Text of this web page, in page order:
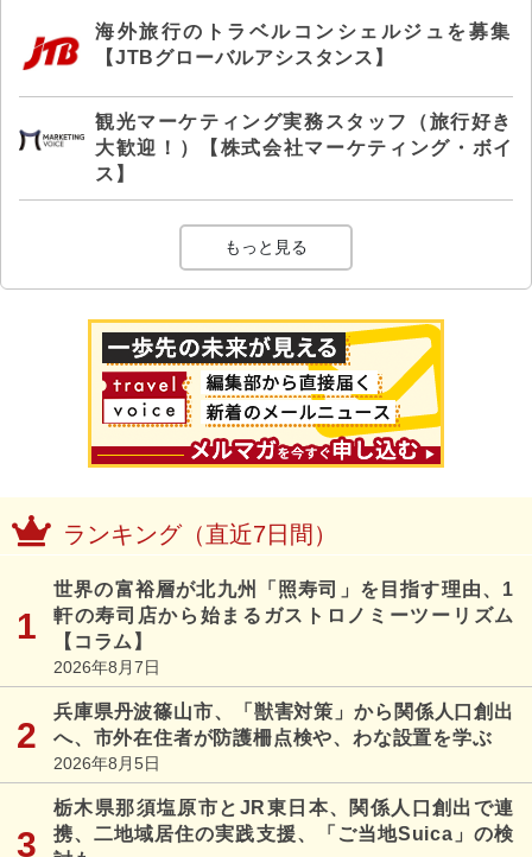
海外旅行のトラベルコンシェルジュを募集
【JTBグローバルアシスタンス】
観光マーケティング実務スタッフ（旅行好き
大歓迎！）【株式会社マーケティング・ボイ
ス】
もっと見る
ランキング（直近7日間）
世界の富裕層が北九州「照寿司」を目指す理由、1
軒の寿司店から始まるガストロノミーツーリズム
【コラム】
2026年8月7日
兵庫県丹波篠山市、「獣害対策」から関係人口創出
へ、市外在住者が防護柵点検や、わな設置を学ぶ
2026年8月5日
栃木県那須塩原市とJR東日本、関係人口創出で連
携、二地域居住の実践支援、「ご当地Suica」の検